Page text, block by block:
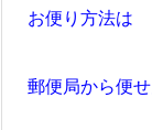
お便り方法は
郵便局から便せ